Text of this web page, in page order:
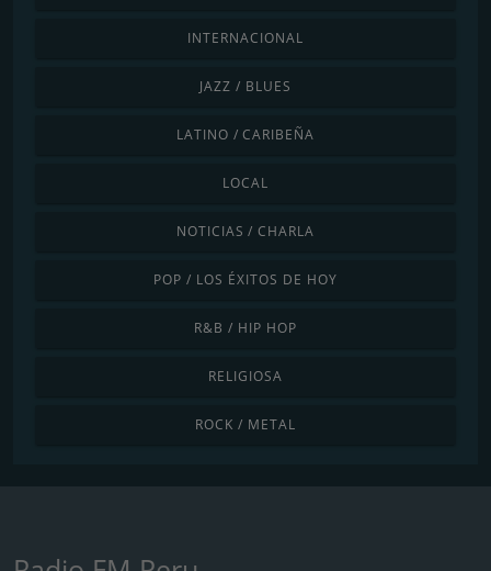
INTERNACIONAL
JAZZ / BLUES
LATINO / CARIBEÑA
LOCAL
NOTICIAS / CHARLA
POP / LOS ÉXITOS DE HOY
R&B / HIP HOP
RELIGIOSA
ROCK / METAL